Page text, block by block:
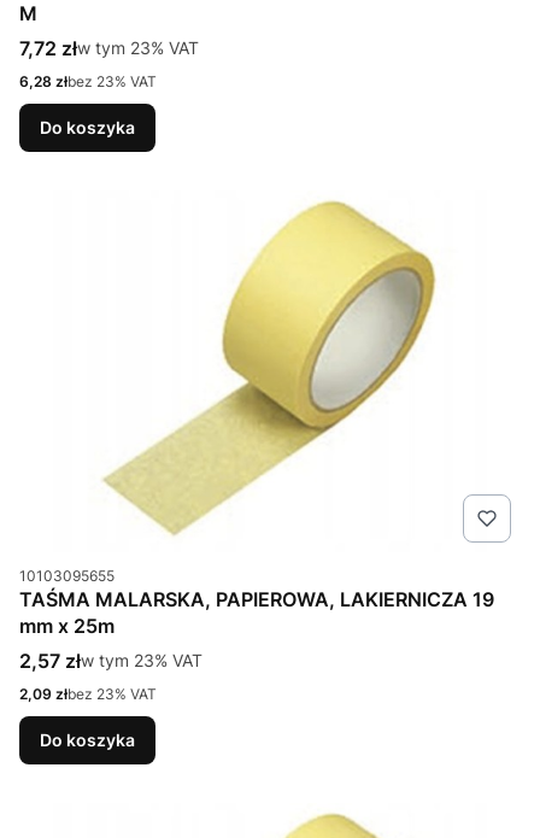
M
Cena brutto
7,72 złw tym %s VAT
w tym 23% VAT
Cena netto
6,28 złbez 23% VAT
Do koszyka
Kod produktu
10103095655
TAŚMA MALARSKA, PAPIEROWA, LAKIERNICZA 19
mm x 25m
Cena brutto
2,57 złw tym %s VAT
w tym 23% VAT
Cena netto
2,09 złbez 23% VAT
Do koszyka